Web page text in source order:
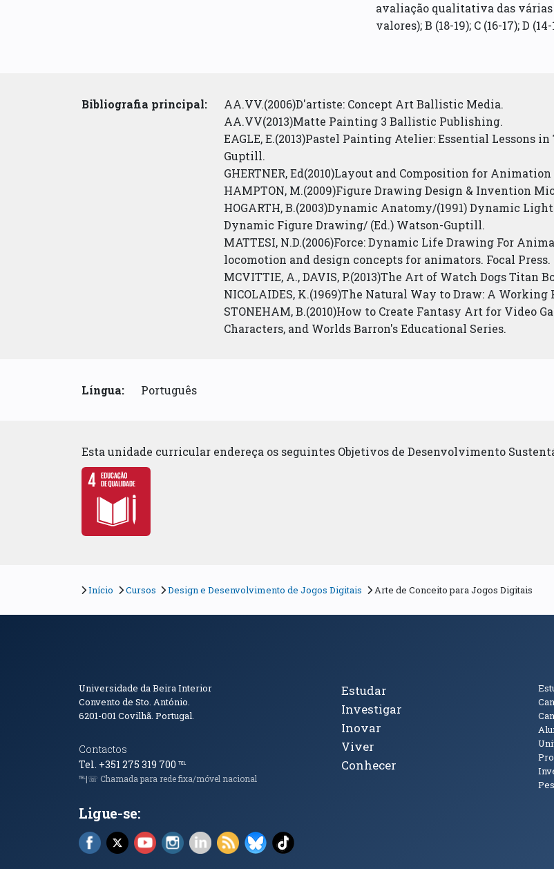
avaliação qualitativa das várias
valores); B (18-19); C (16-17); D (14-
Bibliografia principal:
AA.VV.(2006)D'artiste: Concept Art Ballistic Media.
AA.VV(2013)Matte Painting 3 Ballistic Publishing.
EAGLE, E.(2013)Pastel Painting Atelier: Essential Lessons
Guptill.
GHERTNER, Ed(2010)Layout and Composition for Animation
HAMPTON, M.(2009)Figure Drawing Design & Invention
HOGARTH, B.(2003)Dynamic Anatomy/(1991) Dynamic
Dynamic Figure Drawing/ (Ed.) Watson-Guptill.
MATTESI, N.D.(2006)Force: Dynamic Life Drawing For
locomotion and design concepts for animators. Focal Press.
MCVITTIE, A., DAVIS, P.(2013)The Art of Watch Dogs Titan
NICOLAIDES, K.(1969)The Natural Way to Draw: A
STONEHAM, B.(2010)How to Create Fantasy Art for Video
Characters, and Worlds Barron's Educational Series.
Língua: Português
Esta unidade curricular endereça os seguintes Objetivos de Desenvolvimento
Início Cursos Design e Desenvolvimento de Jogos Digitais Arte de Conceito para Jogos Digitais
Informações de Contacto
Universidade da Beira Interior
Convento de Sto. António.
6201-001Covilhã. Portugal.
Contactos
Tel. +351 275 319 700 ℡
℡|☏ Chamada para rede fixa/móvel nacional
Ligue-se:
Facebook (abre em nova janela)
X (abre em nova janela)
YouTube (abre em nova janela)
Instagram (abre em nova janela)
LinkedIn (abre em nova janela)
RSS (abre em nova janela)
Bluesky (abre em nova janela)
TikTok (abre em nova janela)
Tópicos Principais
Estudar
Investigar
Inovar
Viver
Conhecer